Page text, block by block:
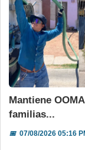
Mantiene
familias...
📅07/08/2026 05:16